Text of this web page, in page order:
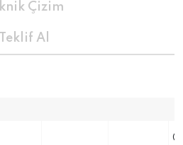
Çizim
Teklif Al